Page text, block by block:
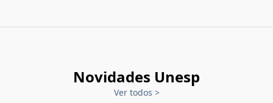
Novidades Unesp
Ver todos >